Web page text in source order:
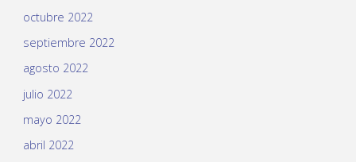
octubre 2022
septiembre 2022
agosto 2022
julio 2022
mayo 2022
abril 2022